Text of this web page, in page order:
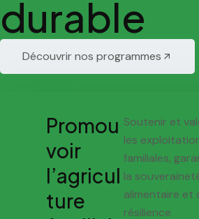
durable
Découvrir nos programmes
Promou
voir
l’agricul
ture
Soutenir et
les
familiales,
la
alimentaire et
résilience